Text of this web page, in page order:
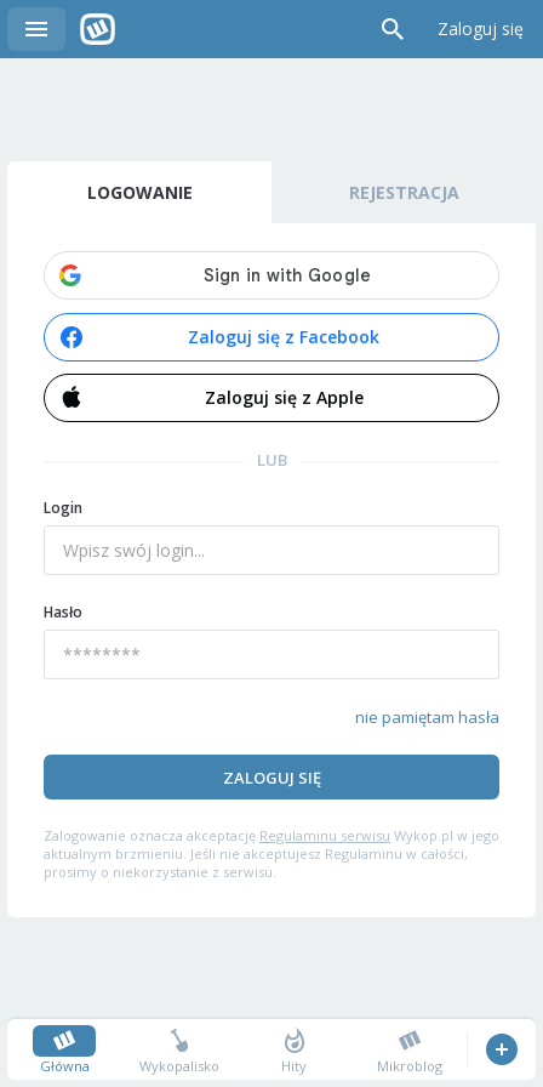
Zaloguj się
LOGOWANIE REJESTRACJA
Zaloguj się z Facebook
Zaloguj się z Apple
LUB
Login
Hasło
nie pamiętam hasła
ZALOGUJ SIĘ
Zalogowanie oznacza akceptację Regulaminu serwisu Wykop.pl w jego
aktualnym brzmieniu. Jeśli nie akceptujesz Regulaminu w całości,
prosimy o niekorzystanie z serwisu.
Główna Wykopalisko Hity Mikroblog